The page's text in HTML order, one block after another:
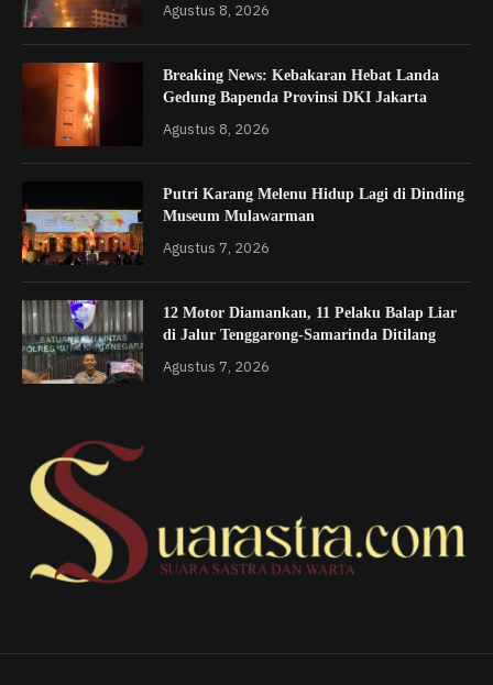
Agustus 8, 2026
Breaking News: Kebakaran Hebat Landa
Gedung Bapenda Provinsi DKI Jakarta
Agustus 8, 2026
Putri Karang Melenu Hidup Lagi di Dinding
Museum Mulawarman
Agustus 7, 2026
12 Motor Diamankan, 11 Pelaku Balap Liar
di Jalur Tenggarong-Samarinda Ditilang
Agustus 7, 2026